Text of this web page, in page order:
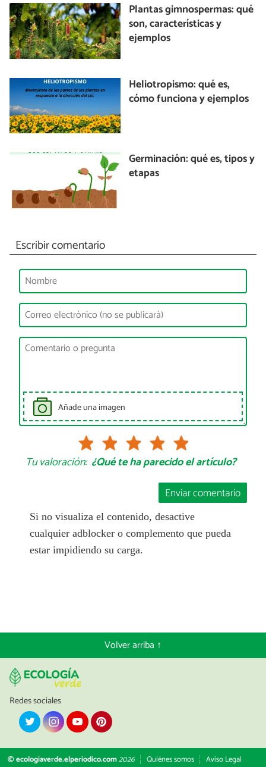
Plantas gimnospermas: qué
son, características y
ejemplos
Heliotropismo: qué es,
cómo funciona y ejemplos
Germinación: qué es, tipos y
etapas
Escribir comentario
Añade una imagen
Tu valoración: ¿Qué te ha parecido el artículo?
Enviar comentario
Si no visualiza el contenido, desactive
cualquier adblocker o complemento que pueda
estar impidiendo su carga.
Volver arriba ↑
Redes sociales
© ecologiaverde.elperiodico.com2026 Quiénes somos Aviso Legal